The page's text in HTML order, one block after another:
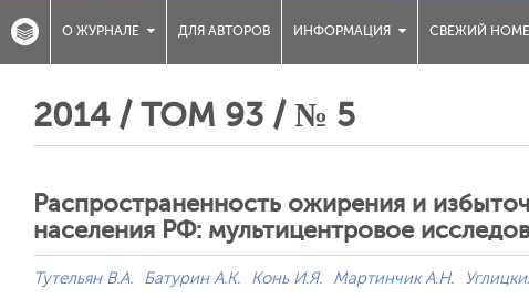
О ЖУРНАЛЕ ДЛЯ АВТОРОВ ИНФОРМАЦИЯ СВЕЖИЙ
2014 / ТОМ 93 / № 5
Распространенность ожирения и
населения РФ: мультицентровое
Тутельян В.А. Батурин А.К. Конь И.Я. Мартинчик А.Н.